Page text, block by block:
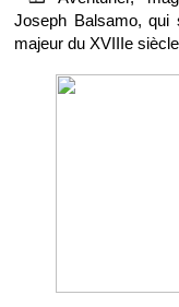
Joseph Balsamo,
majeur du XVIIIe